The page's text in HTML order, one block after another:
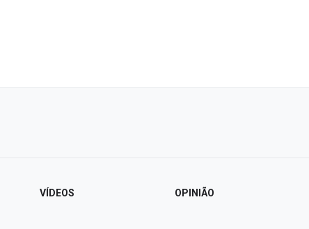
VÍDEOS OPINIÃO